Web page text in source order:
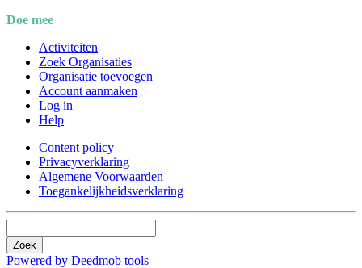
Doe mee
Activiteiten
Zoek Organisaties
Organisatie toevoegen
Account aanmaken
Log in
Help
Content policy
Privacyverklaring
Algemene Voorwaarden
Toegankelijkheidsverklaring
Zoek
Powered by Deedmob tools